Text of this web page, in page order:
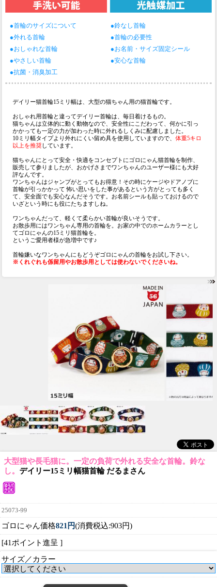
●首輪のサイズについて
●鈴なし首輪
●外れる首輪
●首輪の必要性
●おしゃれな首輪
●お名前・サイズ固定シール
●やさしい首輪
●安心な首輪
●抗菌・消臭加工
デイリー猫首輪15ミリ幅は、大型の猫ちゃん用の猫首輪です。
おしゃれ用首輪と違ってデイリー首輪は、毎日着けるもの。
猫ちゃんは立体的に動く動物なので、安全性にこだわって、何かに引っ
かかっても一定の力が加わった時に外れるしくみに配慮しました。
10ミリ幅タイプより外れにくい留め具を使用していますので、体重5キロ
以上を推奨しています。
猫ちゃんにとって安全・快適をコンセプトにゴロにゃん猫首輪を制作、
販売して参りましたが、おかげさまでワンちゃんのユーザー様にも大好
評なんです。
ワンちゃんはジャンプがとってもお得意！その時にケージやドアノブに
首輪が引っかかって 怖い思いをした事があるという方がとっても多く
て、安全面でも安心なんだそうです。お名前シールも貼っておけるので
いざという時にも役にたちますしね。
ワンちゃんだって、軽くて柔らかい首輪が良いそうです。
お散歩用にはワンちゃん専用の首輪を。お家の中でのホームカラーとし
てゴロにゃんの15ミリ猫首輪を。
というご愛用者様が急増中です♪
首輪嫌いなワンちゃんにもどうぞゴロにゃんの首輪をお試し下さい。
※くれぐれも係留用やお散歩用としては使わないでくださいね。
大型猫や長毛猫に。一定の負荷で外れる安全な首輪。鈴な
し。 デイリー15ミリ幅猫首輪 だるまさん
25073-99
ゴロにゃん価格821円(消費税込:903円)
[41ポイント進呈 ]
サイズ／カラー